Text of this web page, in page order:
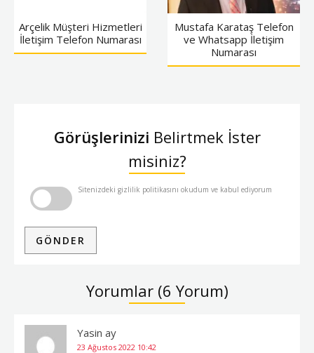
Arçelik Müşteri Hizmetleri
İletişim Telefon Numarası
Mustafa Karataş Telefon
ve Whatsapp İletişim
Numarası
Görüşlerinizi Belirtmek İster
misiniz?
Sitenizdeki gizlilik politikasını okudum ve kabul ediyorum
Yorumlar (6 Yorum)
Yasin ay
23 Ağustos 2022 10:42